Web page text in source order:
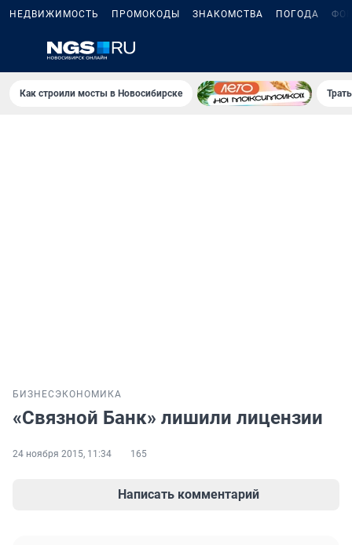
НЕДВИЖИМОСТЬ ПРОМОКОДЫ ЗНАКОМСТВА ПОГОДА
Как строили мосты в Новосибирске
БИЗНЕС ЭКОНОМИКА
«Связной Банк» лишили лицензии
24 ноября 2015, 11:34 165
Написать комментарий